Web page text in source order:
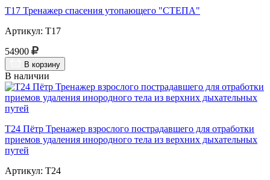
Т17 Тренажер спасения утопающего "СТЕПА"
Артикул: Т17
54900
В корзину
В наличии
Т24 Пётр Тренажер взрослого пострадавшего для отработки
приемов удаления инородного тела из верхних дыхательных
путей
Артикул: Т24